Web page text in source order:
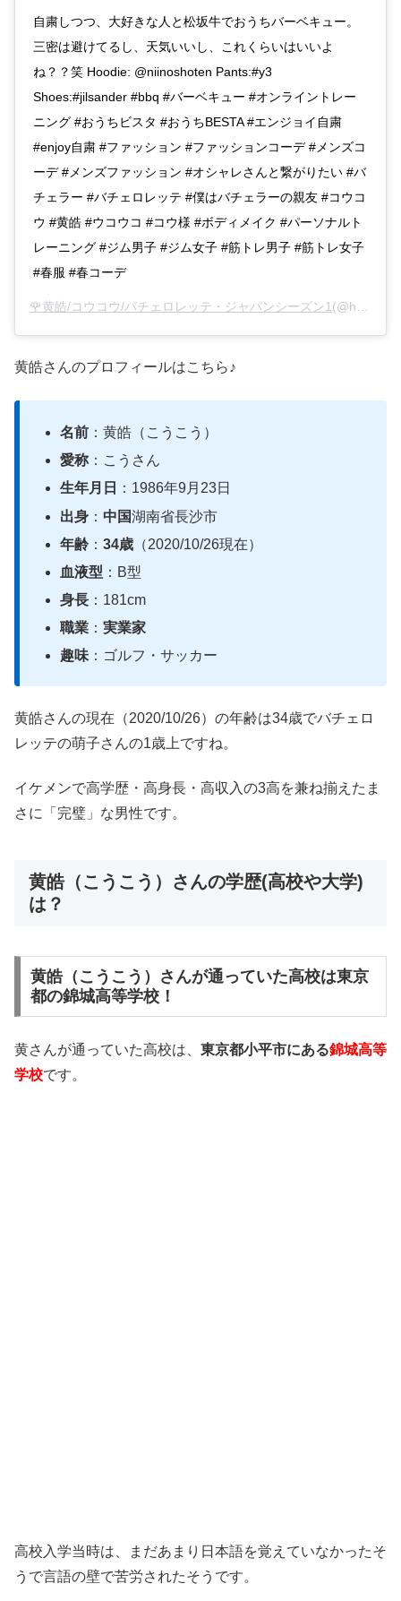
自粛しつつ、大好きな人と松坂牛でおうちバーベキュー。
三密は避けてるし、天気いいし、これくらいはいいよ
ね？？笑 Hoodie: @niinoshoten Pants:#y3
Shoes:#jilsander #bbq #バーベキュー #オンライントレー
ニング #おうちビスタ #おうちBESTA #エンジョイ自粛
#enjoy自粛 #ファッション #ファッションコーデ #メンズコ
ーデ #メンズファッション #オシャレさんと繋がりたい #バ
チェラー #バチェロレッテ #僕はバチェラーの親友 #コウコ
ウ #黄皓 #ウコウコ #コウ様 #ボディメイク #パーソナルト
レーニング #ジム男子 #ジム女子 #筋トレ男子 #筋トレ女子
#春服 #春コーデ
🌹黄皓/コウコウ/バチェロレッテ・ジャパンシーズン1 (@haohaohaokun)がシェアした投稿 –
黄皓さんのプロフィールはこちら♪
名前 ：黄皓（こうこう）
愛称 ：こうさん
生年月日
：1986年9月23日
出身 ： 中国湖南省長沙市
年齢 ：34歳 （2020/10/26現在）
血液型 ：B型
身長 ：181cm
職業 ：実業家
趣味：ゴルフ・サッカー
黄皓さんの現在（2020/10/26）の年齢は34歳でバチェロ
レッテの萌子さんの1歳上ですね。
イケメンで高学歴・高身長・高収入の3高を兼ね揃えたま
さに「完璧」な男性です。
黄皓（こうこう）さんの学歴(高校や大学)
は？
黄皓（こうこう）さんが通っていた高校は東京
都の錦城高等学校！
黄さんが通っていた高校は、 東京都小平市にある錦城高等
学校です。
高校入学当時は、まだあまり日本語を覚えていなかったそ
うで言語の壁で苦労されたそうです。